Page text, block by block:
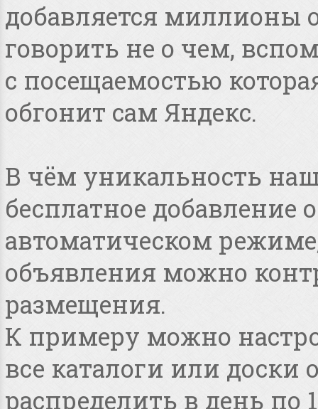
добавляется миллионы
говорить не о чем,
с посещаемостью
обгонит сам Яндекс.
В чём уникальность
бесплатное добавление
автоматическом
объявления можно
размещения.
К примеру можно
все каталоги или
распределить в день по